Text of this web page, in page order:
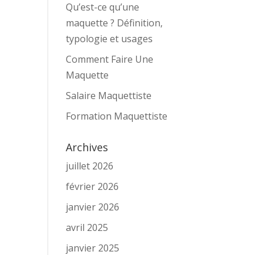
Qu’est-ce qu’une
maquette ? Définition,
typologie et usages
Comment Faire Une
Maquette
Salaire Maquettiste
Formation Maquettiste
Archives
juillet 2026
février 2026
janvier 2026
avril 2025
janvier 2025